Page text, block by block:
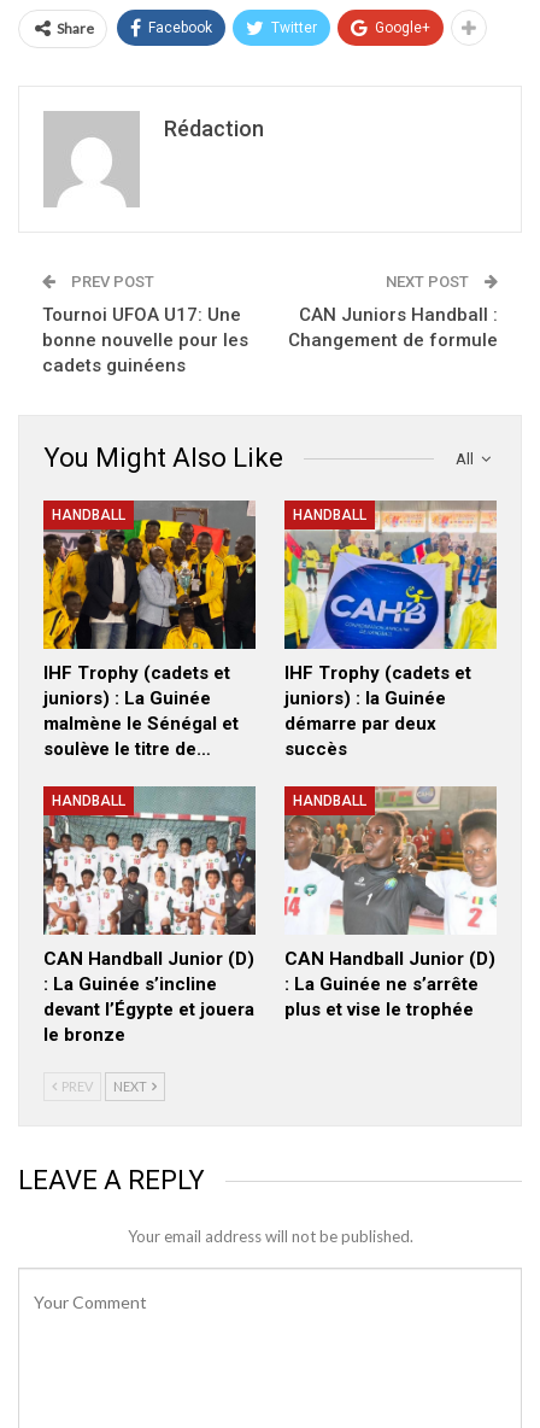
Share Facebook Twitter Google+
Rédaction
PREV POST
Tournoi UFOA U17: Une
bonne nouvelle pour les
cadets guinéens
NEXT POST
CAN Juniors Handball :
Changement de formule
All
You Might Also Like
HANDBALL
IHF Trophy (cadets et
juniors) : La Guinée
malmène le Sénégal et
soulève le titre de…
HANDBALL
IHF Trophy (cadets et
juniors) : la Guinée
démarre par deux
succès
HANDBALL
CAN Handball Junior (D)
: La Guinée s’incline
devant l’Égypte et jouera
le bronze
HANDBALL
CAN Handball Junior (D)
: La Guinée ne s’arrête
plus et vise le trophée
PREV NEXT
LEAVE A REPLY
Your email address will not be published.